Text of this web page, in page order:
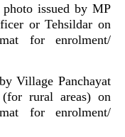
issued by MP
or Tehsildar on
for enrolment/
Village Panchayat
rural areas) on
for enrolment/